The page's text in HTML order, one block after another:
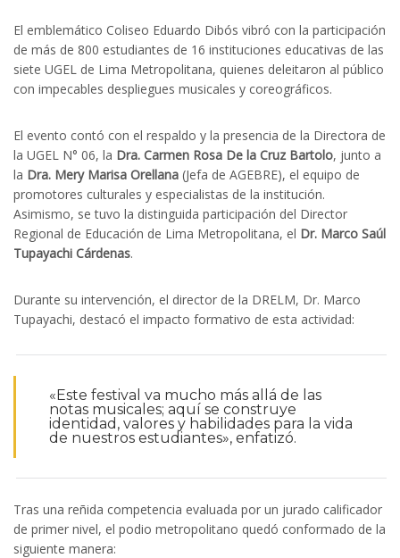
El emblemático Coliseo Eduardo Dibós vibró con la participación
de más de 800 estudiantes de 16 instituciones educativas de las
siete UGEL de Lima Metropolitana, quienes deleitaron al público
con impecables despliegues musicales y coreográficos.
El evento contó con el respaldo y la presencia de la Directora de
la UGEL N° 06, la Dra. Carmen Rosa De la Cruz Bartolo, junto a
la Dra. Mery Marisa Orellana (Jefa de AGEBRE), el equipo de
promotores culturales y especialistas de la institución.
Asimismo, se tuvo la distinguida participación del Director
Regional de Educación de Lima Metropolitana, el Dr. Marco Saúl
Tupayachi Cárdenas.
Durante su intervención, el director de la DRELM, Dr. Marco
Tupayachi, destacó el impacto formativo de esta actividad:
«Este festival va mucho más allá de las
notas musicales; aquí se construye
identidad, valores y habilidades para la vida
de nuestros estudiantes», enfatizó.
Tras una reñida competencia evaluada por un jurado calificador
de primer nivel, el podio metropolitano quedó conformado de la
siguiente manera: